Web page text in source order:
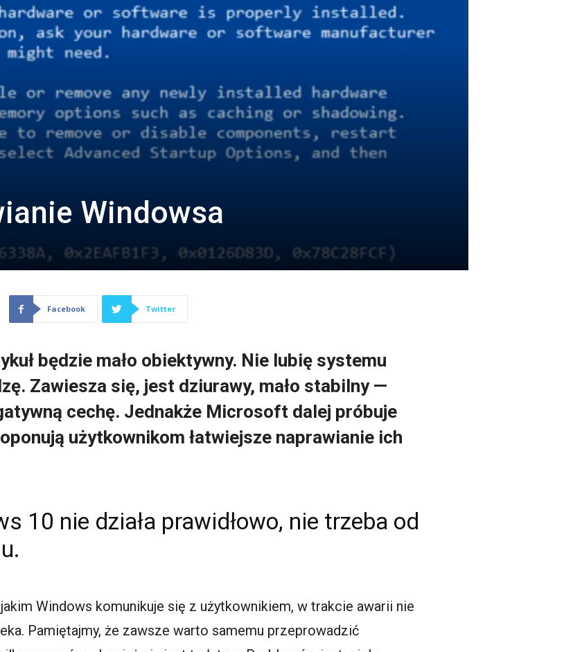
Windowsa
Facebook Twitter
będzie mało obiektywny. Nie lubię systemu
Zawiesza się, jest dziurawy, mało stabilny —
cechę. Jednakże Microsoft dalej próbuje
użytkownikom łatwiejsze naprawianie ich
10 nie działa prawidłowo, nie trzeba od
Windows komunikuje się z użytkownikiem, w trakcie awarii nie
Pamiętajmy, że zawsze warto samemu przeprowadzić